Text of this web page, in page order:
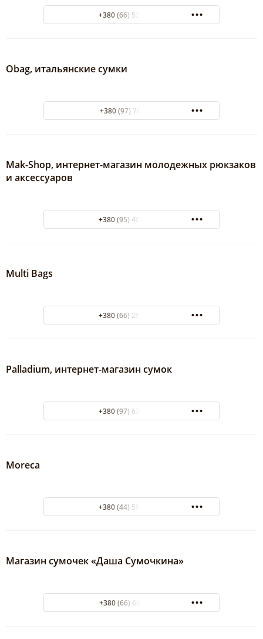
+380 (66) 529-76-24
Obag, итальянские сумки
+380 (97) 765-8180
Mak-Shop, интернет-магазин молодежных рюкзаков
и аксессуаров
+380 (95) 401-64-36
Multi Bags
+380 (66) 298-22-66
Palladium, интернет-магазин сумок
+380 (97) 63-36-507
Moreca
+380 (44) 599-90-60
Магазин сумочек «Даша Сумочкина»
+380 (66) 660 75 64